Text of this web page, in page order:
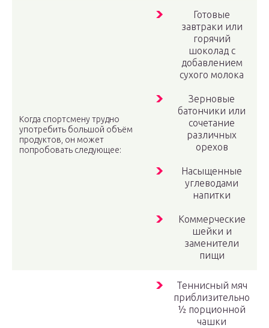
Когда спортсмену трудно
употребить большой объём
продуктов, он может
попробовать следующее:
Готовые
завтраки или
горячий
шоколад с
добавлением
сухого молока
Зерновые
батончики или
сочетание
различных
орехов
Насыщенные
углеводами
напитки
Коммерческие
шейки и
заменители
пищи
Теннисный мяч
приблизительно
½ порционной
чашки